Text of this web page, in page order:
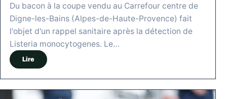
Du bacon à la coupe vendu au Carrefour centre de
Digne-les-Bains (Alpes-de-Haute-Provence) fait
l'objet d'un rappel sanitaire après la détection de
Listeria monocytogenes. Le…
Lire